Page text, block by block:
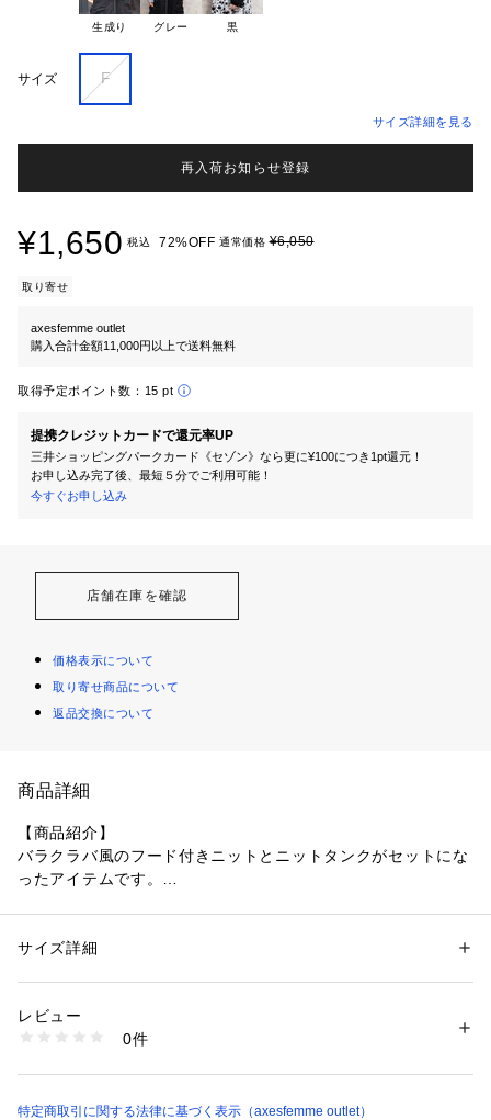
生成り グレー 黒
サイズ F
サイズ詳細を見る
再入荷お知らせ登録
¥1,650 税込 72%OFF 通常価格¥6,050
取り寄せ
axesfemme outlet
購入合計金額11,000円以上で送料無料
取得予定ポイント数： 15 pt
提携クレジットカードで還元率UP
三井ショッピングパークカード《セゾン》なら更に¥100につき1pt還元！
お申し込み完了後、最短５分でご利用可能！
今すぐお申し込み
店舗在庫を確認
価格表示について
取り寄せ商品について
返品交換について
商品詳細
【商品紹介】
バラクラバ風のフード付きニットとニットタンクがセットにな
ったアイテムです。
セット着用でこなれ感の出るデザイン。
【コーディネート】
性別：レディース
素材：本体:綿100%、リブ:綿91%、 :ポリエステル9%
商品番号：
CM131X07 （ショップ）
サイズ詳細
レビュー
0件
特定商取引に関する法律に基づく表示（axesfemme outlet）